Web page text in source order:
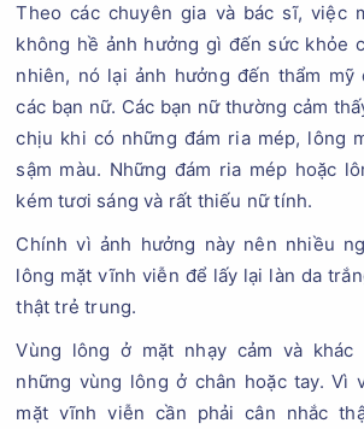
Theo các chuyên gia và bác sĩ, việc
không hề ảnh hưởng gì đến sức khỏe
nhiên, nó lại ảnh hưởng đến thẩm
các bạn nữ. Các bạn nữ thường cảm
chịu khi có những đám ria mép, lông
sậm màu. Những đám ria mép hoặc
kém tươi sáng và rất thiếu nữ tính.
Chính vì ảnh hưởng này nên nhiều
lông mặt vĩnh viễn để lấy lại làn da
thật trẻ trung.
Vùng lông ở mặt nhạy cảm và khác
những vùng lông ở chân hoặc tay. Vì
mặt vĩnh viễn cần phải cân nhắc